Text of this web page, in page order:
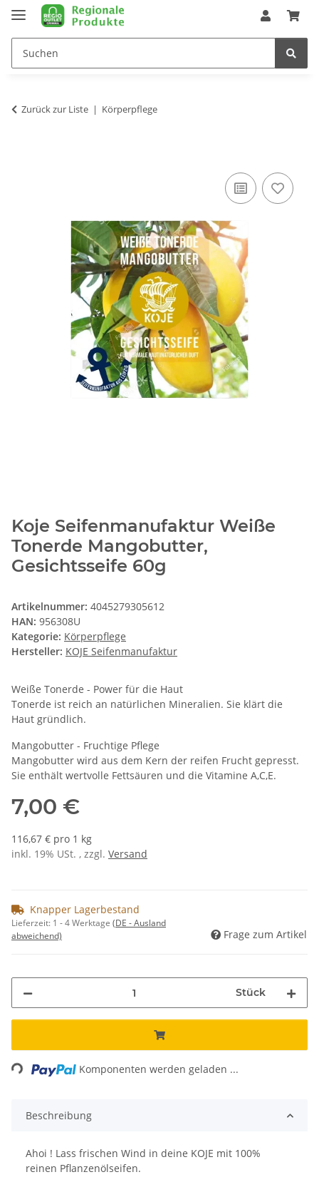
Zurück zur Liste Körperpflege
Koje Seifenmanufaktur Weiße
Tonerde Mangobutter,
Gesichtsseife 60g
Artikelnummer: 4045279305612
HAN: 956308U
Kategorie: Körperpflege
Hersteller: KOJE Seifenmanufaktur
Weiße Tonerde - Power für die Haut
Tonerde ist reich an natürlichen Mineralien. Sie klärt die
Haut gründlich.
Mangobutter - Fruchtige Pflege
Mangobutter wird aus dem Kern der reifen Frucht gepresst.
Sie enthält wertvolle Fettsäuren und die Vitamine A,C,E.
7,00 €
116,67 € pro 1 kg
inkl. 19% USt. , zzgl. Versand
Knapper Lagerbestand
Lieferzeit: 1 - 4 Werktage (DE - Ausland
abweichend)
Frage zum Artikel
Stück
Loading... Komponenten werden geladen ...
Beschreibung
Ahoi ! Lass frischen Wind in deine KOJE mit 100%
reinen Pflanzenölseifen.